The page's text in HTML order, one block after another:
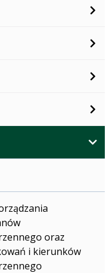
oraz
i kierunków